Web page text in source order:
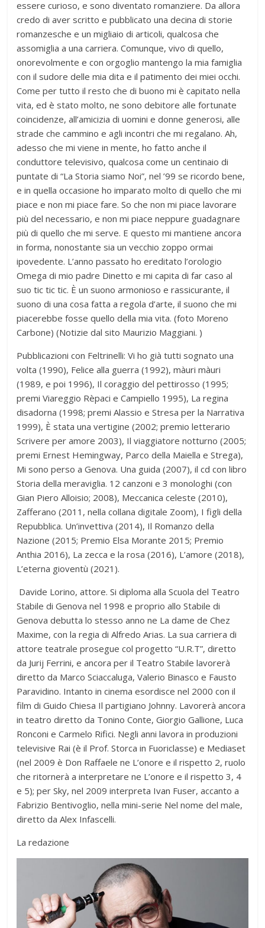
essere curioso, e sono diventato romanziere. Da allora
credo di aver scritto e pubblicato una decina di storie
romanzesche e un migliaio di articoli, qualcosa che
assomiglia a una carriera. Comunque, vivo di quello,
onorevolmente e con orgoglio mantengo la mia famiglia
con il sudore delle mia dita e il patimento dei miei occhi.
Come per tutto il resto che di buono mi è capitato nella
vita, ed è stato molto, ne sono debitore alle fortunate
coincidenze, all’amicizia di uomini e donne generosi, alle
strade che cammino e agli incontri che mi regalano. Ah,
adesso che mi viene in mente, ho fatto anche il
conduttore televisivo, qualcosa come un centinaio di
puntate di “La Storia siamo Noi”, nel ’99 se ricordo bene,
e in quella occasione ho imparato molto di quello che mi
piace e non mi piace fare. So che non mi piace lavorare
più del necessario, e non mi piace neppure guadagnare
più di quello che mi serve. E questo mi mantiene ancora
in forma, nonostante sia un vecchio zoppo ormai
ipovedente. L’anno passato ho ereditato l’orologio
Omega di mio padre Dinetto e mi capita di far caso al
suo tic tic tic. È un suono armonioso e rassicurante, il
suono di una cosa fatta a regola d’arte, il suono che mi
piacerebbe fosse quello della mia vita. (foto Moreno
Carbone) (Notizie dal sito Maurizio Maggiani. )
Pubblicazioni con Feltrinelli: Vi ho già tutti sognato una
volta (1990), Felice alla guerra (1992), màuri màuri
(1989, e poi 1996), Il coraggio del pettirosso (1995;
premi Viareggio Rèpaci e Campiello 1995), La regina
disadorna (1998; premi Alassio e Stresa per la Narrativa
1999), È stata una vertigine (2002; premio letterario
Scrivere per amore 2003), Il viaggiatore notturno (2005;
premi Ernest Hemingway, Parco della Maiella e Strega),
Mi sono perso a Genova. Una guida (2007), il cd con libro
Storia della meraviglia. 12 canzoni e 3 monologhi (con
Gian Piero Alloisio; 2008), Meccanica celeste (2010),
Zafferano (2011, nella collana digitale Zoom), I figli della
Repubblica. Un’invettiva (2014), Il Romanzo della
Nazione (2015; Premio Elsa Morante 2015; Premio
Anthia 2016), La zecca e la rosa (2016), L’amore (2018),
L’eterna gioventù (2021).
Davide Lorino, attore. Si diploma alla Scuola del Teatro
Stabile di Genova nel 1998 e proprio allo Stabile di
Genova debutta lo stesso anno ne La dame de Chez
Maxime, con la regia di Alfredo Arias. La sua carriera di
attore teatrale prosegue col progetto “U.R.T”, diretto
da Jurij Ferrini, e ancora per il Teatro Stabile lavorerà
diretto da Marco Sciaccaluga, Valerio Binasco e Fausto
Paravidino. Intanto in cinema esordisce nel 2000 con il
film di Guido Chiesa Il partigiano Johnny. Lavorerà ancora
in teatro diretto da Tonino Conte, Giorgio Gallione, Luca
Ronconi e Carmelo Rifici. Negli anni lavora in produzioni
televisive Rai (è il Prof. Storca in Fuoriclasse) e Mediaset
(nel 2009 è Don Raffaele ne L’onore e il rispetto 2, ruolo
che ritornerà a interpretare ne L’onore e il rispetto 3, 4
e 5); per Sky, nel 2009 interpreta Ivan Fuser, accanto a
Fabrizio Bentivoglio, nella mini-serie Nel nome del male,
diretto da Alex Infascelli.
La redazione